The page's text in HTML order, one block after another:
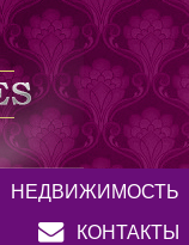
НЕДВИЖИМОСТЬ
КОНТАКТЫ